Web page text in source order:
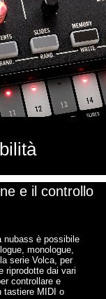
e il controllo
nubass è possibile
monologue,
serie Volca, per
riprodotte dai vari
controllare e
tastiere MIDI o